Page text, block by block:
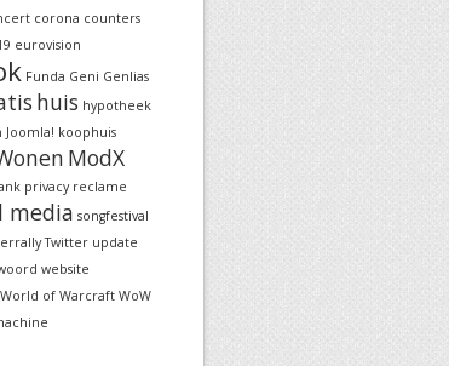
corona counters
eurovision
Funda Geni Genlias
huis hypotheek
Joomla! koophuis
ModX
privacy reclame
media songfestival
Twitter update
website
World of Warcraft WoW